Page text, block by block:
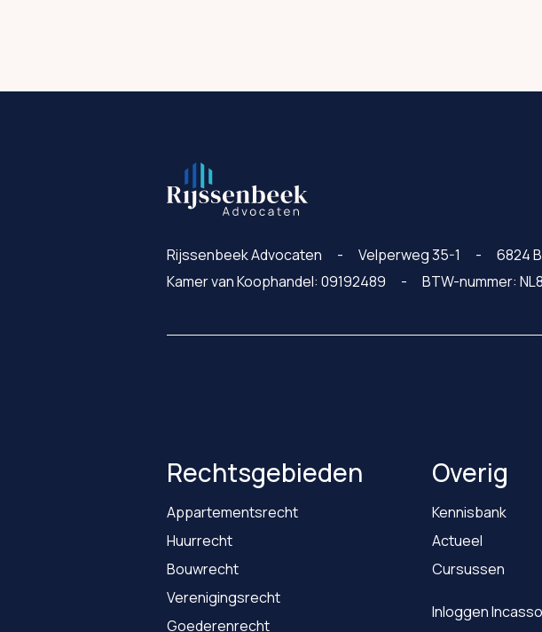
Rijssenbeek Advocaten Velperweg 35-1 6824
Kamer van Koophandel: 09192489
BTW-nummer:
Rechtsgebieden
Appartementsrecht
Huurrecht
Bouwrecht
Verenigingsrecht
Goederenrecht
Overig
Kennisbank
Actueel
Cursussen
Inloggen Incasso